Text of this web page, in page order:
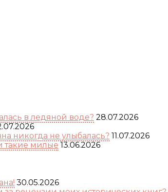
в ледяной воде? 28.07.2026
никогда не улыбалась? 11.07.2026
такие милые 13.06.2026
30.05.2026